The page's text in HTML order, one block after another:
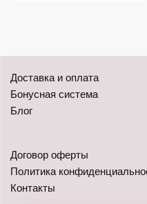
Доставка и оплата
Бонусная система
Блог
Договор оферты
Политика
Контакты